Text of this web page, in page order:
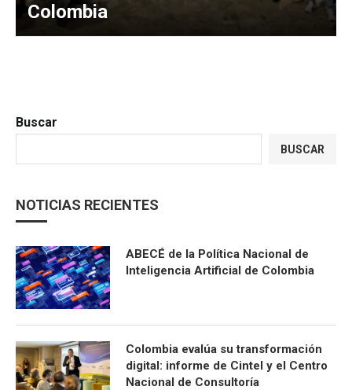
Colombia
Buscar
BUSCAR
NOTICIAS RECIENTES
ABECÉ de la Política Nacional de
Inteligencia Artificial de Colombia
Colombia evalúa su transformación
digital: informe de Cintel y el Centro
Nacional de Consultoría